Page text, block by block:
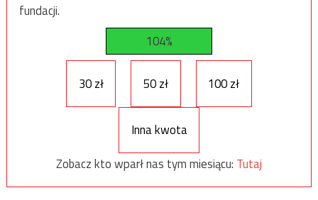
fundacji.
104%
30 zł 50 zł 100 zł
Inna kwota
Zobacz kto wparł nas tym miesiącu: Tutaj